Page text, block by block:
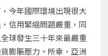
今年國際環境出現很大
信用緊縮問題嚴重，同
球發生三十年來最嚴重
膨脹壓力。所幸，亞洲